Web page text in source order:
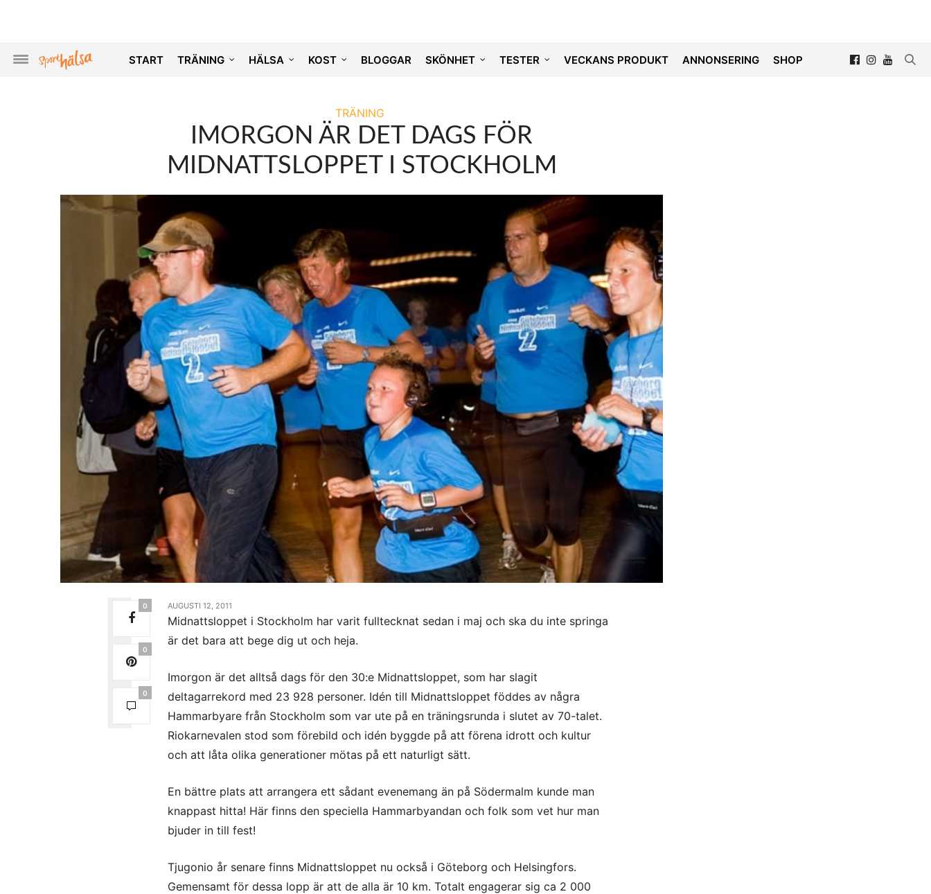
START TRÄNING HÄLSA KOST BLOGGAR SKÖNHET TESTER VECKANS PRODUKT ANNONSERING SHOP
TRÄNING
IMORGON ÄR DET DAGS FÖR
MIDNATTSLOPPET I STOCKHOLM
0
0
0
AUGUSTI 12, 2011
Midnattsloppet i Stockholm har varit fulltecknat sedan i maj och ska du inte springa
är det bara att bege dig ut och heja.
Imorgon är det alltså dags för den 30:e Midnattsloppet, som har slagit
deltagarrekord med 23 928 personer. Idén till Midnattsloppet föddes av några
Hammarbyare från Stockholm som var ute på en träningsrunda i slutet av 70-talet.
Riokarnevalen stod som förebild och idén byggde på att förena idrott och kultur
och att låta olika generationer mötas på ett naturligt sätt.
En bättre plats att arrangera ett sådant evenemang än på Södermalm kunde man
knappast hitta! Här finns den speciella Hammarbyandan och folk som vet hur man
bjuder in till fest!
Tjugonio år senare finns Midnattsloppet nu också i Göteborg och Helsingfors.
Gemensamt för dessa lopp är att de alla är 10 km. Totalt engagerar sig ca 2 000